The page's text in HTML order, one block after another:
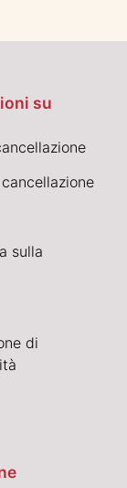
su
sulla
di